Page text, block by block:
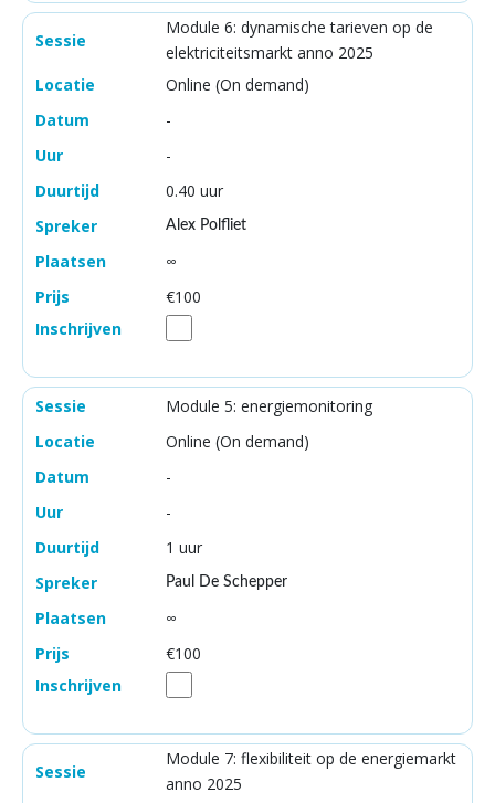
Module 6: dynamische tarieven op de
elektriciteitsmarkt anno 2025
Online (On demand)
-
-
0.40 uur
Alex Polfliet
∞
€100
Module 5: energiemonitoring
Online (On demand)
-
-
1 uur
Paul De Schepper
∞
€100
Module 7: flexibiliteit op de energiemarkt
anno 2025